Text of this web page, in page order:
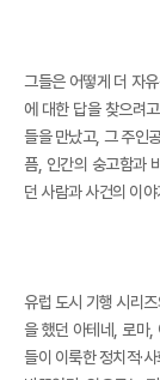
그들은 어떻게 더 자
에 대한 답을 찾으려
들을 만났고, 그 주인
픔, 인간의 숭고함과
던 사람과 사건의 이
유럽 도시 기행 시리
을 했던 아테네, 로마,
들이 이룩한 정치적·